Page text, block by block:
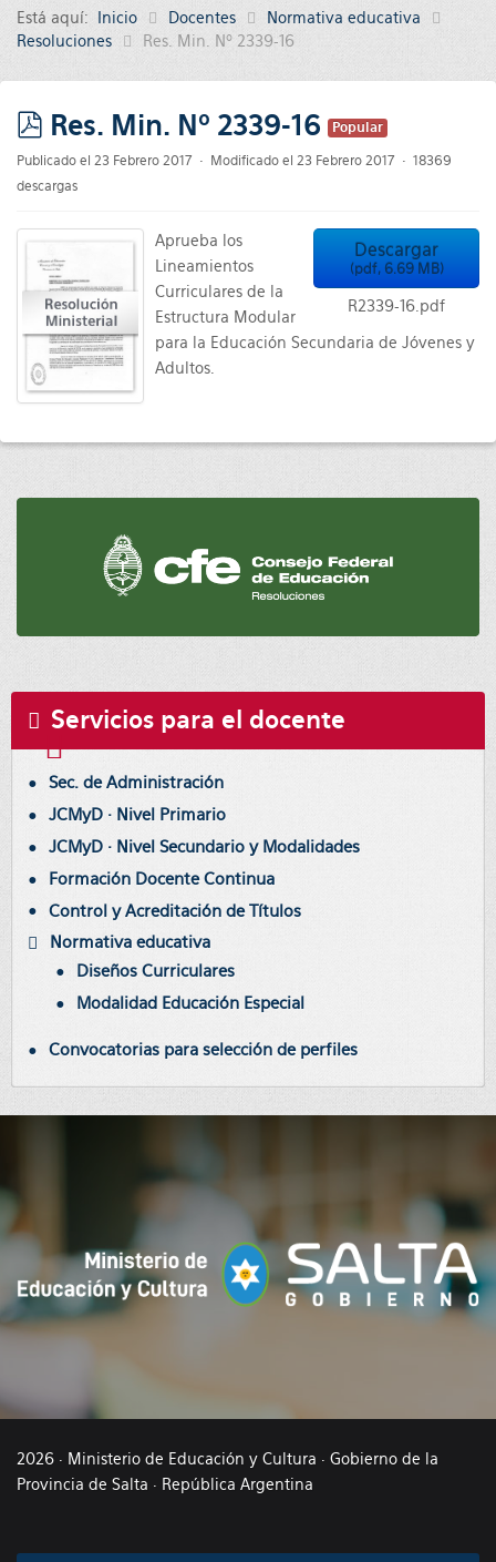
Está aquí: Inicio Docentes
Normativa educativa
Resoluciones
Res. Min. Nº 2339-16
pdf
Res. Min. Nº 2339-16 Popular
Publicado el 23 Febrero 2017 Modificado el 23 Febrero 2017
18369
descargas
Descargar
(pdf, 6.69 MB)
R2339-16.pdf
Aprueba los
Lineamientos
Curriculares de la
Estructura Modular
para la Educación Secundaria de Jóvenes y
Adultos.
Servicios para el docente
Sec. de Administración
JCMyD · Nivel Primario
JCMyD · Nivel Secundario y Modalidades
Formación Docente Continua
Control y Acreditación de Títulos
Normativa educativa
Diseños Curriculares
Modalidad Educación Especial
Convocatorias para selección de perfiles
2026 · Ministerio de Educación y Cultura · Gobierno de la
Provincia de Salta · República Argentina